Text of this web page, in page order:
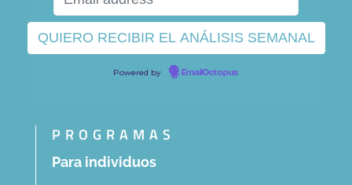
Powered by EmailOctopus
PROGRAMAS
Para individuos